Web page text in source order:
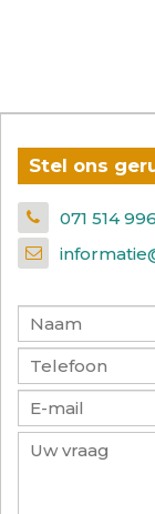
Stel ons
071 514